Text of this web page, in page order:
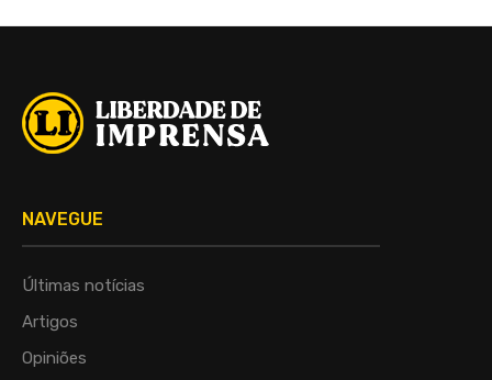
NAVEGUE
Últimas notícias
Artigos
Opiniões